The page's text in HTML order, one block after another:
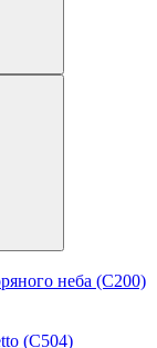
неба (C200)